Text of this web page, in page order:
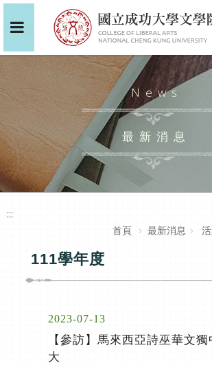
News
最新消息
:::
首頁
最新消息
111學年度
2023-07-13
【參訪】馬來西亞詩巫華文
大